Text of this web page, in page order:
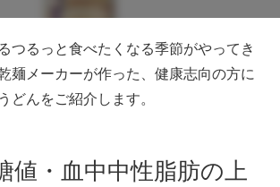
つるっと食べたくなる季節がやってき
麺メーカーが作った、健康志向の方に
どんをご紹介します。
値・血中中性脂肪の上